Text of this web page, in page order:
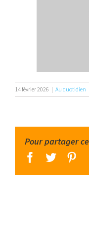
14 février 2026 | Au quotidien
Pour partager
facebook
twitter